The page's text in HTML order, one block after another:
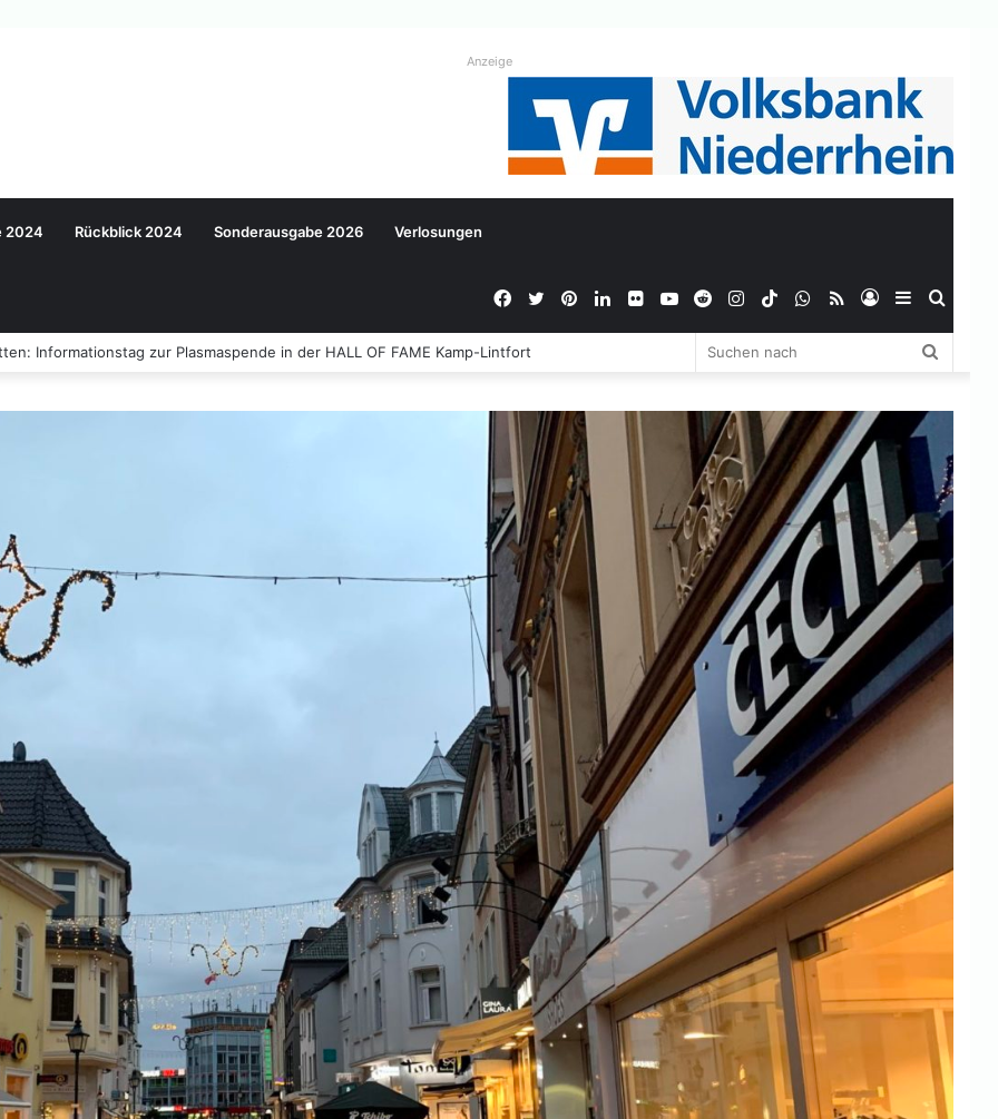
Anzeige
2024 Rückblick 2024 Sonderausgabe 2026 Verlosungen
Sidebar
Anmelden
RSS
WhatsApp
TikTok
Instagram
Reddit
YouTube
Flickr
LinkedIn
Pinterest
Twitter
Facebook
Informationstag zur Plasmaspende in der HALL OF FAME Kamp-Lintfort